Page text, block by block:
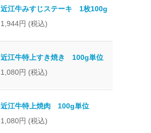
近江牛みすじステーキ 1枚100g
1,944円 (税込)
近江牛特上すき焼き 100g単位
1,080円 (税込)
近江牛特上焼肉 100g単位
1,080円 (税込)